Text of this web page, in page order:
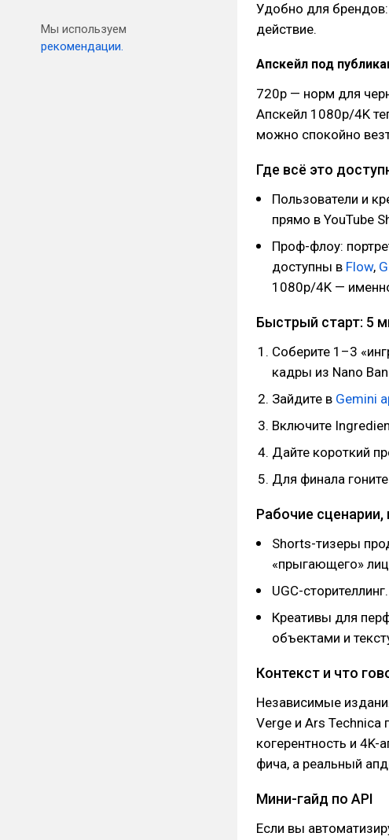
Мы используем
рекомендации.
Удобно для
действие.
Апскейл под
720p — норм для
Апскейл 1080p/4K
можно спокойно
Где всё это
Пользователи и
прямо в YouTube
Проф-флоу:
доступны в Flow,
1080p/4K —
Быстрый старт: 5
Соберите 1–3
кадры из Nano
Зайдите в Gemini
Включите
Дайте короткий
Для финала
Рабочие
Shorts-тизеры
«прыгающего»
UGC-
Креативы для
объектами и
Контекст и что
Независимые
Verge и Ars Technica
когерентность и 4K-
фича, а реальный
Мини-гайд по API
Если вы